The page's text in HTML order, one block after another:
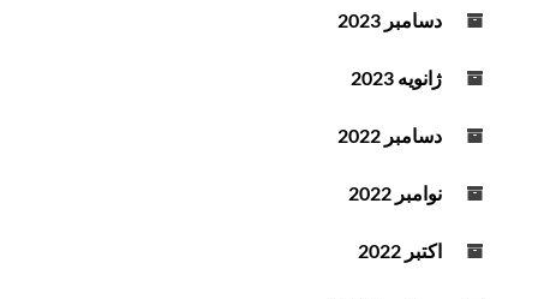
دسامبر 2023
ژانویه 2023
دسامبر 2022
نوامبر 2022
اکتبر 2022